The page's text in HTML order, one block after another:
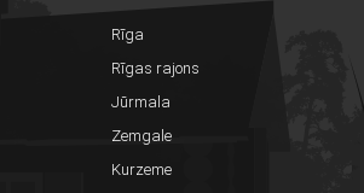
Rīga
Rīgas rajons
Jūrmala
Zemgale
Kurzeme